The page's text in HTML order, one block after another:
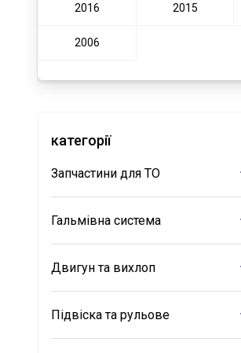
2016 2015
2006
категорії
Запчастини для ТО
Гальмівна система
Двигун та вихлоп
Підвіска та рульове